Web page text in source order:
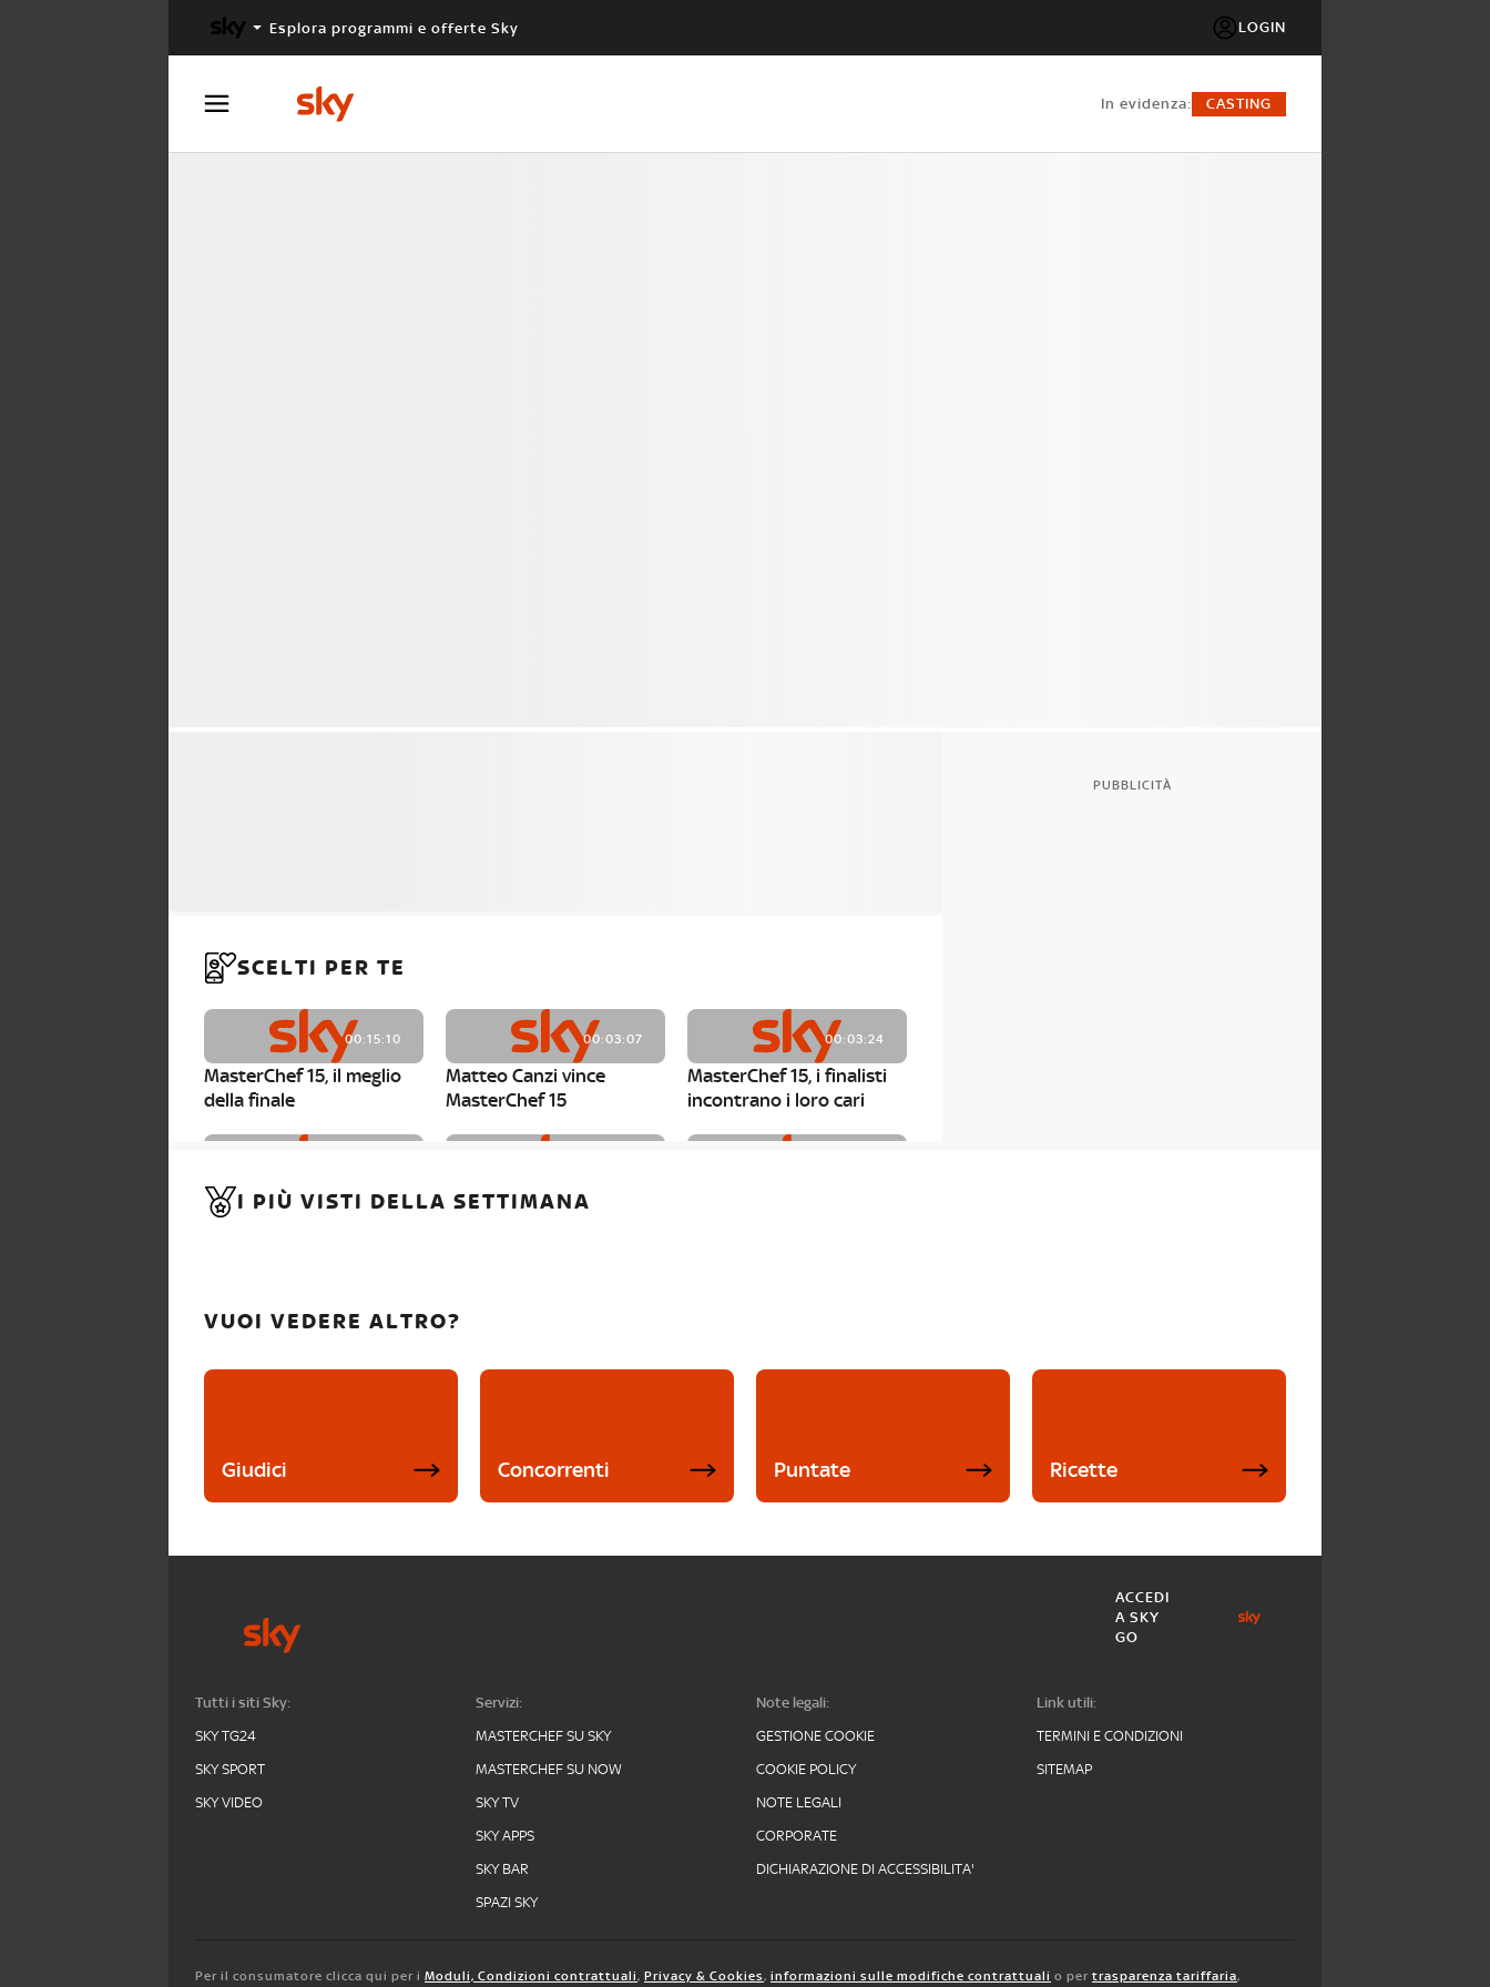
Esplora programmi e offerte Sky LOGIN
in evidenza: CASTING
SCELTI PER TE
00:15:10
MasterChef 15, il meglio
della finale
00:03:07
Matteo Canzi vince
MasterChef 15
00:03:24
MasterChef 15, i finalisti
incontrano i loro cari
MasterChef 15, Carlotta è
MasterChef 15, Matteo
PUBBLICITÀ
I PIÙ VISTI DELLA SETTIMANA
VUOI VEDERE ALTRO?
Giudici Concorrenti Puntate Ricette
ACCEDI
A SKY
GO
Tutti i siti Sky:
SKY TG24
SKY SPORT
SKY VIDEO
Servizi:
MASTERCHEF SU SKY
MASTERCHEF SU NOW
SKY TV
SKY APPS
SKY BAR
SPAZI SKY
Note legali:
GESTIONE COOKIE
COOKIE POLICY
NOTE LEGALI
CORPORATE
DICHIARAZIONE DI ACCESSIBILITA'
Link utili:
TERMINI E CONDIZIONI
SITEMAP
Per il consumatore clicca qui per i Moduli, Condizioni contrattuali, Privacy & Cookies, informazioni sulle modifiche contrattuali o per trasparenza tariffaria,